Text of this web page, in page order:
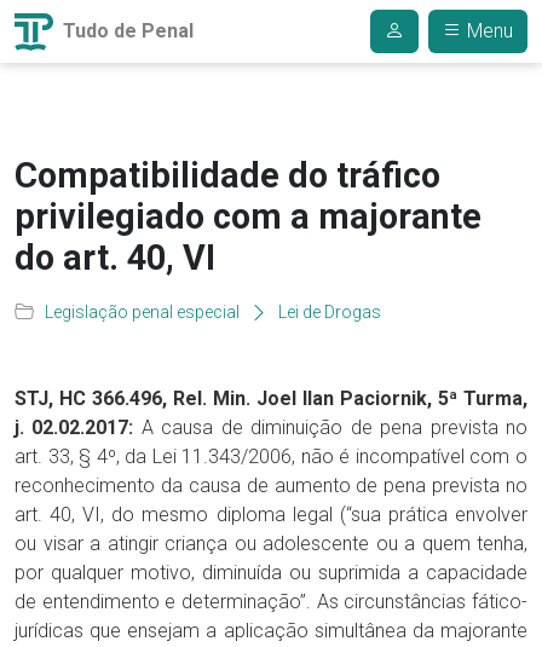
Tudo de Penal Menu
Compatibilidade do tráfico
privilegiado com a majorante
do art. 40, VI
Legislação penal especial Lei de Drogas
STJ, HC 366.496, Rel. Min. Joel Ilan Paciornik, 5ª Turma,
j. 02.02.2017: A causa de diminuição de pena prevista no
art. 33, § 4º, da Lei 11.343/2006, não é incompatível com o
reconhecimento da causa de aumento de pena prevista no
art. 40, VI, do mesmo diploma legal (“sua prática envolver
ou visar a atingir criança ou adolescente ou a quem tenha,
por qualquer motivo, diminuída ou suprimida a capacidade
de entendimento e determinação”. As circunstâncias fático-
jurídicas que ensejam a aplicação simultânea da majorante